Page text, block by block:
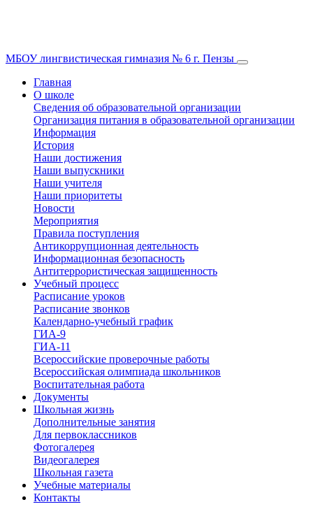
МБОУ лингвистическая гимназия № 6 г. Пензы
Главная
О школе
Сведения об образовательной организации
Организация питания в образовательной организации
Информация
История
Наши достижения
Наши выпускники
Наши учителя
Наши приоритеты
Новости
Мероприятия
Правила поступления
Антикоррупционная деятельность
Информационная безопасность
Антитеррористическая защищенность
Учебный процесс
Расписание уроков
Расписание звонков
Календарно-учебный график
ГИА-9
ГИА-11
Всероссийские проверочные работы
Всероссийская олимпиада школьников
Воспитательная работа
Документы
Школьная жизнь
Дополнительные занятия
Для первоклассников
Фотогалерея
Видеогалерея
Школьная газета
Учебные материалы
Контакты